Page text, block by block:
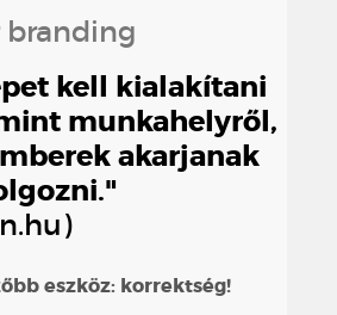
branding
kell kialakítani
munkahelyről,
akarjanak
eszköz: korrektség!